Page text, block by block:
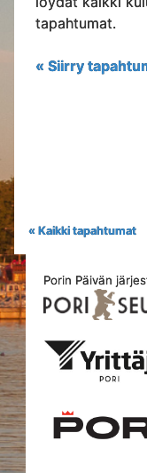
tapahtumat.
« Siirry
« Kaikki tapahtumat
Porin Päivän